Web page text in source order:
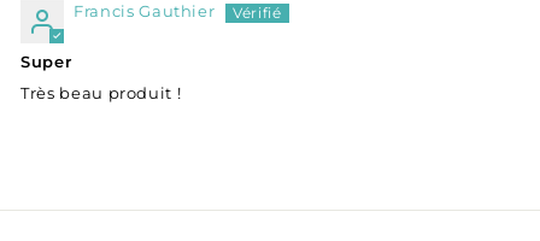
Francis Gauthier
Super
Très beau produit !